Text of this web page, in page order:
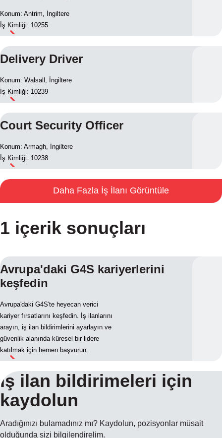
Konum: Antrim, İngiltere
İş Kimliği: 10255
Delivery Driver
Konum: Walsall, İngiltere
İş Kimliği: 10239
Court Security Officer
Konum: Armagh, İngiltere
İş Kimliği: 10238
Daha Fazla İş İlanı Görüntüle
1 içerik sonuçları
Avrupa'daki G4S kariyerlerini
keşfedin
Avrupa'daki G4S'te heyecan verici
kariyer fırsatlarını keşfedin. İş ilanlarını
arayın, iş ilan bildirimlerini ayarlayın ve
güvenlik alanında küresel bir lidere
katılmak için hemen başvurun.
İş ilan bildirimeleri için
kaydolun
Aradığınızı bulamadınız mı? Kaydolun, pozisyonlar müsait
olduğunda sizi bilgilendirelim.